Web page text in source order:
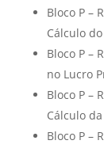
Bloco P –
Cálculo
Bloco P –
no Lucro
Bloco P –
Cálculo
Bloco P –